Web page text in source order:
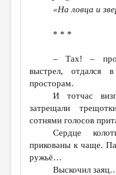
«На ловца и
* * *
– Тах! –
выстрел, отдался
просторам.
И тотчас
затрещали
сотнями голосов
Сердце
прикованы к чаще.
ружьё…
Выскочил